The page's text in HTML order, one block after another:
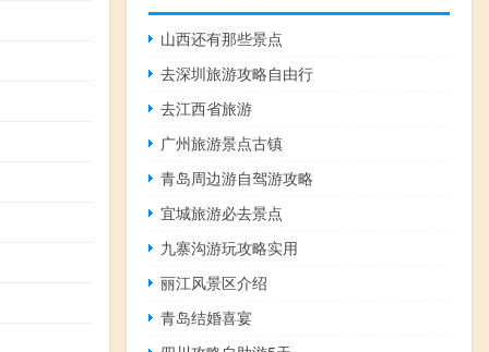
山西还有那些景点
去深圳旅游攻略自由行
去江西省旅游
广州旅游景点古镇
青岛周边游自驾游攻略
宜城旅游必去景点
九寨沟游玩攻略实用
丽江风景区介绍
青岛结婚喜宴